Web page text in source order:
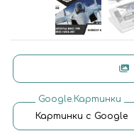
Google.Картинки
Картинки с Google